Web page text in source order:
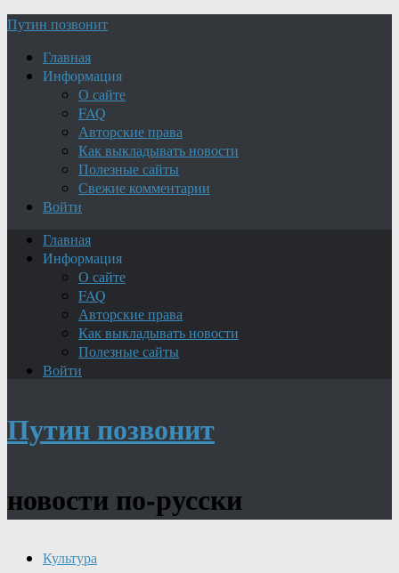
Путин позвонит
Главная
Информация
О сайте
FAQ
Авторские права
Как выкладывать новости
Полезные сайты
Свежие комментарии
Войти
Главная
Информация
О сайте
FAQ
Авторские права
Как выкладывать новости
Полезные сайты
Войти
Путин позвонит
новости по-русски
Культура